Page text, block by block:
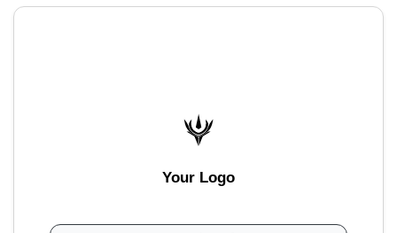
Your Logo